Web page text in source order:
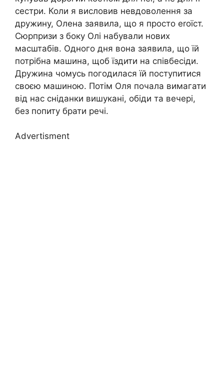
сестри. Коли я висловив невдоволення за
дружину, Олена заявила, що я просто еrоїст.
Сюрпризи з боку Олі набували нових
масштабів. Одного дня вона заявила, що їй
потрібна машина, щоб їздити на співбесіди.
Дружина чомусь погодилася їй поступитися
своєю машиною. Потім Оля почала вимагати
від нас сніданки вишукані, обіди та вечері,
без попиту брати речі.
Advertisment